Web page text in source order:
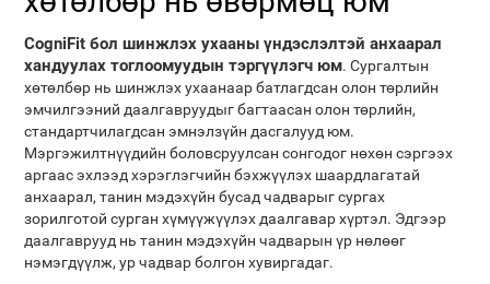
CogniFit бол шинжлэх ухааны үндэслэлтэй анхаарал
хандуулах тоглоомуудын тэргүүлэгч юм. Сургалтын
хөтөлбөр нь шинжлэх ухаанаар батлагдсан олон төрлийн
эмчилгээний даалгавруудыг багтаасан олон төрлийн,
стандартчилагдсан эмнэлзүйн дасгалууд юм.
Мэргэжилтнүүдийн боловсруулсан сонгодог нөхөн сэргээх
аргаас эхлээд хэрэглэгчийн бэхжүүлэх шаардлагатай
анхаарал, танин мэдэхүйн бусад чадварыг сургах
зорилготой сурган хүмүүжүүлэх даалгавар хүртэл. Эдгээр
даалгаврууд нь танин мэдэхүйн чадварын үр нөлөөг
нэмэгдүүлж, ур чадвар болгон хувиргадаг.